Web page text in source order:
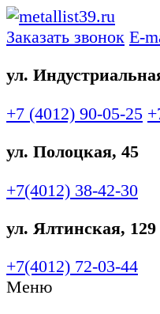
Заказать звонок E-
ул.
+7 (4012) 90-05-25
ул. Полоцкая, 45
+7(4012) 38-42-30
ул. Ялтинская, 129
+7(4012) 72-03-44
Меню